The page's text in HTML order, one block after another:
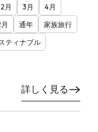
2月 3月
4月
通年
家族旅行
ティナブル
詳しく見る